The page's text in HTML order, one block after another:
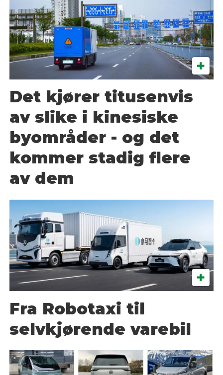
Det kjører titusenvis
av slike i kinesiske
byområder - og det
kommer stadig flere
av dem
Fra Robotaxi til
selvkjørende varebil